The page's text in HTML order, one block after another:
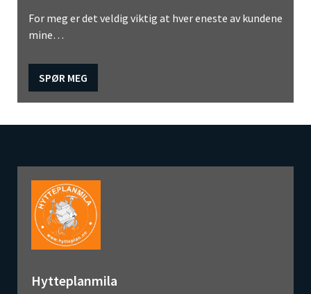
For meg er det veldig viktig at hver eneste av kundene
mine…
SPØR MEG
Hytteplanmila